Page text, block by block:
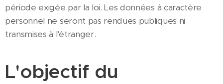
période exigée par la loi. Les données à caractère
personnel ne seront pas rendues publiques ni
transmises à l'étranger.
L'objectif du